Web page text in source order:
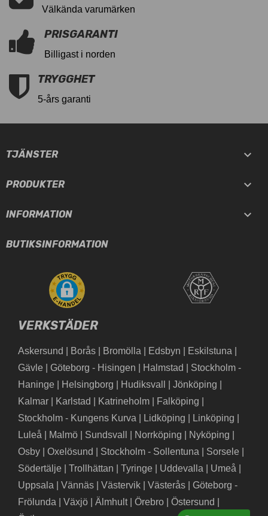
Välkända varumärken
PRISGARANTI
Billigast i norden
TRYGGHET
5-års garanti
TJÄNSTER 
PRODUKTER 
INFORMATION 
BUTIKSINFORMATION
VERKSTÄDER
Askersund Borås Bromölla Edsbyn Eskilstuna
Gävle
Göteborg - Hisingen Halmstad
Stockholm -
Haninge
Helsingborg Hudiksvall Jönköping
Kalmar
Karlstad Katrineholm Falköping
Stockholm - Kungens Kurva
Lidköping Linköping
Luleå
Malmö Sundsvall Norrköping Nyköping
Osby
Oxelösund Stockholm - Sollentuna Sorsele
Södertälje
Trollhättan Tyringe Uddevalla Umeå
Uppsala
Vännäs Västervik Västerås
Göteborg -
Frölunda
Växjö Älmhult Örebro Östersund